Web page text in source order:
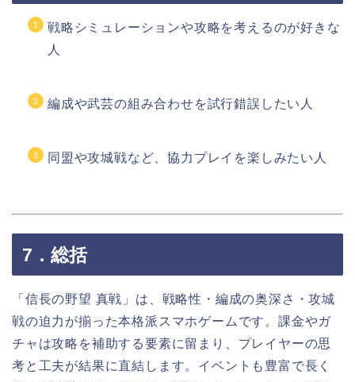
戦略シミュレーションや攻略を考えるのが好きな
人
編成や武芸の組み合わせを試行錯誤したい人
同盟や攻城戦など、協力プレイを楽しみたい人
7．総括
「信長の野望 真戦」は、戦略性・編成の奥深さ・攻城
戦の迫力が揃った本格派スマホゲームです。課金やガ
チャは攻略を補助する要素に留まり、プレイヤーの思
考と工夫が結果に直結します。イベントも豊富で長く